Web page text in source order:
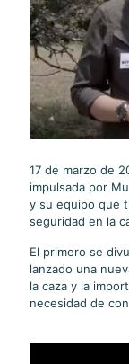
17 de marzo de
impulsada por
y su equipo que
seguridad en la
El primero se
lanzado una
la caza y la
necesidad de